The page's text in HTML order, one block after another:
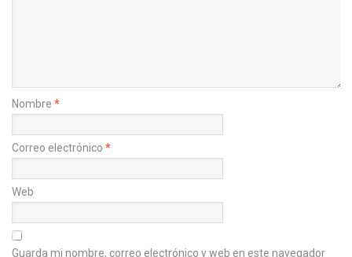
Nombre *
Correo electrónico *
Web
Guarda mi nombre, correo electrónico y web en este navegador